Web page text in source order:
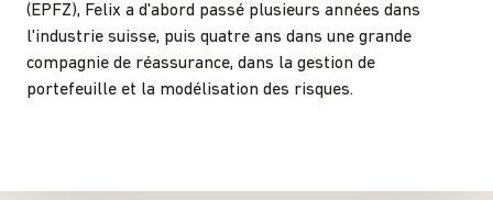
(EPFZ), Felix a d'abord passé plusieurs années dans
l'industrie suisse, puis quatre ans dans une grande
compagnie de réassurance, dans la gestion de
portefeuille et la modélisation des risques.